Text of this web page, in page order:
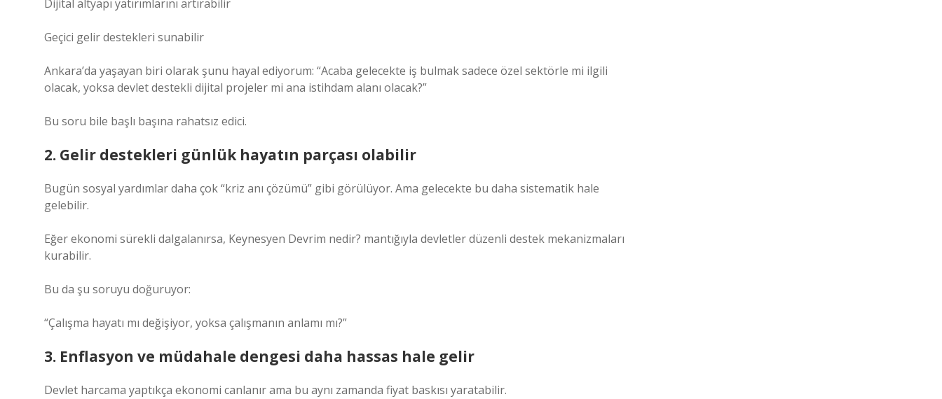
Dijital altyapı yatırımlarını artırabilir
Geçici gelir destekleri sunabilir
Ankara’da yaşayan biri olarak şunu hayal ediyorum: “Acaba gelecekte iş bulmak sadece özel sektörle mi ilgili
olacak, yoksa devlet destekli dijital projeler mi ana istihdam alanı olacak?”
Bu soru bile başlı başına rahatsız edici.
2. Gelir destekleri günlük hayatın parçası olabilir
Bugün sosyal yardımlar daha çok “kriz anı çözümü” gibi görülüyor. Ama gelecekte bu daha sistematik hale
gelebilir.
Eğer ekonomi sürekli dalgalanırsa, Keynesyen Devrim nedir? mantığıyla devletler düzenli destek mekanizmaları
kurabilir.
Bu da şu soruyu doğuruyor:
“Çalışma hayatı mı değişiyor, yoksa çalışmanın anlamı mı?”
3. Enflasyon ve müdahale dengesi daha hassas hale gelir
Devlet harcama yaptıkça ekonomi canlanır ama bu aynı zamanda fiyat baskısı yaratabilir.